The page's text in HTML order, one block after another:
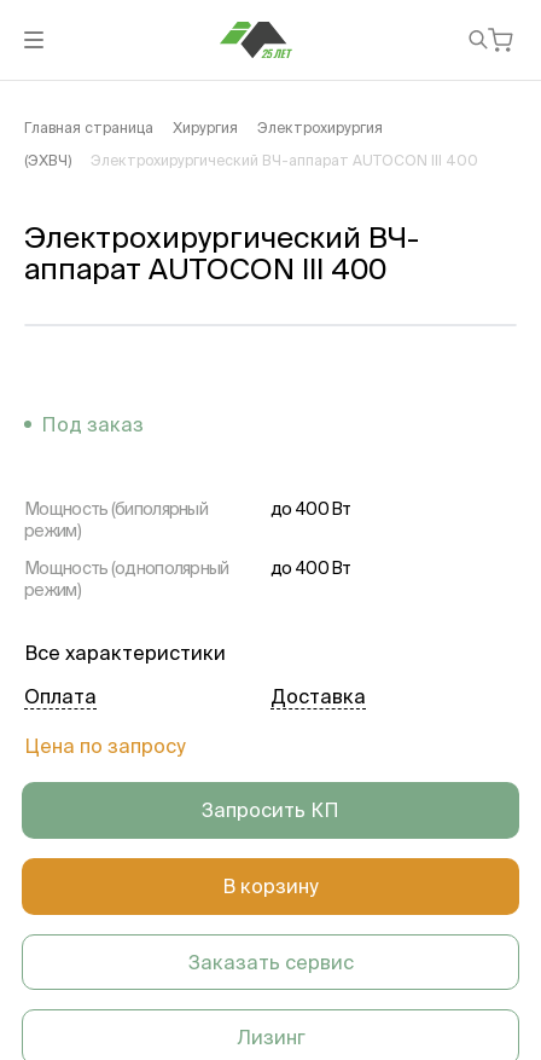
Главная страница Хирургия Электрохирургия
(ЭХВЧ) Электрохирургический ВЧ-аппарат AUTOCON III 400
Электрохирургический ВЧ-
аппарат AUTOCON III 400
Под заказ
Мощность (биполярный
режим)
до 400 Вт
Мощность (однополярный
режим)
до 400 Вт
Все характеристики
Цена по запросу
Оплата Доставка
Запросить КП
В корзину
Заказать сервис
Лизинг